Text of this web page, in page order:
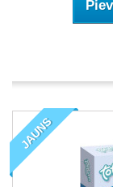
JAUNS